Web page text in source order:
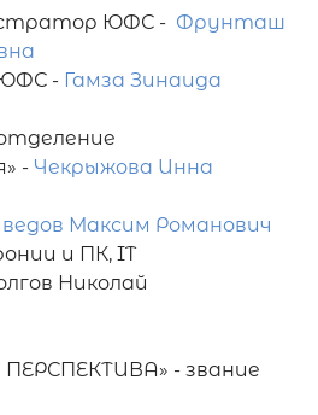
ЮФС - Фрунташ
- Гамза Зинаида
- Чекрыжова Инна
Максим Романович
и ПК, IT
Николай
- звание